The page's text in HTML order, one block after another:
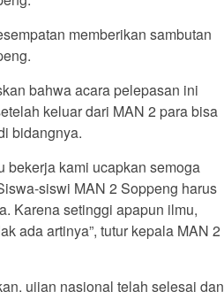
memberikan sambutan
bahwa acara pelepasan ini
keluar dari MAN 2 para bisa
bidangnya.
bekerja kami ucapkan semoga
siswi MAN 2 Soppeng harus
Karena setinggi apapun ilmu,
ada artinya”, tutur kepala MAN 2
ujian nasional telah selesai dan